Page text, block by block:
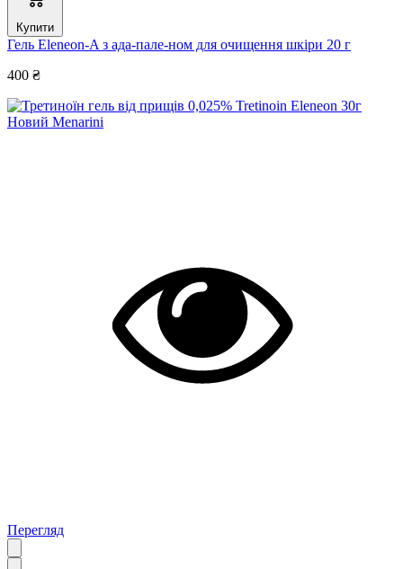
Купити
Гель Eleneon-A з ада-пале-ном для очищення шкіри 20 г
400 ₴
Перегляд